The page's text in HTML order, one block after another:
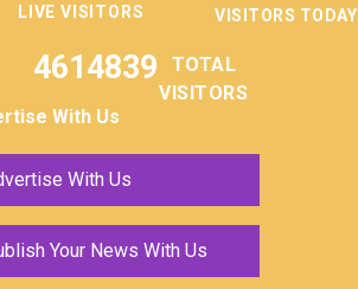
LIVE VISITORS VISITORS TODAY
4614839
TOTAL
VISITORS
With Us
With Us
Your News With Us